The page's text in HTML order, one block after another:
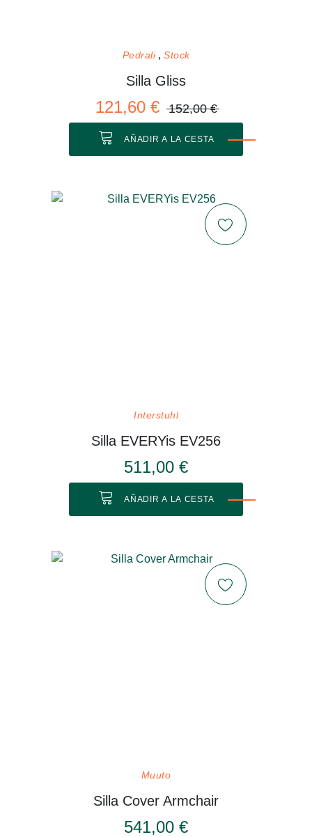
Pedrali Stock
Silla Gliss
121,60 € 152,00 €
AÑADIR A LA CESTA
Interstuhl
Silla EVERYis EV256
511,00 €
AÑADIR A LA CESTA
Muuto
Silla Cover Armchair
541,00 €